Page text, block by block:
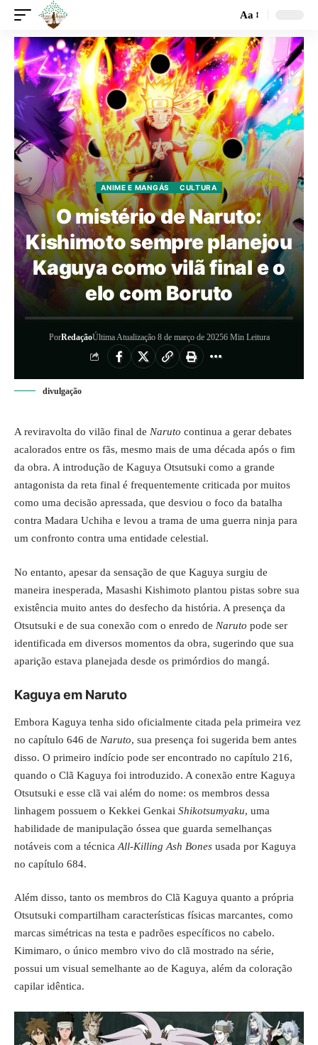
Aa
ANIME E MANGÁS CULTURA
O mistério de Naruto:
Kishimoto sempre planejou
Kaguya como vilã final e o
elo com Boruto
PorRedaçãoÚltima Atualização 8 de março de 20256 Min Leitura
divulgação
A reviravolta do vilão final de Naruto continua a gerar debates
acalorados entre os fãs, mesmo mais de uma década após o fim
da obra. A introdução de Kaguya Otsutsuki como a grande
antagonista da reta final é frequentemente criticada por muitos
como uma decisão apressada, que desviou o foco da batalha
contra Madara Uchiha e levou a trama de uma guerra ninja para
um confronto contra uma entidade celestial.
No entanto, apesar da sensação de que Kaguya surgiu de
maneira inesperada, Masashi Kishimoto plantou pistas sobre sua
existência muito antes do desfecho da história. A presença da
Otsutsuki e de sua conexão com o enredo de Naruto pode ser
identificada em diversos momentos da obra, sugerindo que sua
aparição estava planejada desde os primórdios do mangá.
Kaguya em Naruto
Embora Kaguya tenha sido oficialmente citada pela primeira vez
no capítulo 646 de Naruto, sua presença foi sugerida bem antes
disso. O primeiro indício pode ser encontrado no capítulo 216,
quando o Clã Kaguya foi introduzido. A conexão entre Kaguya
Otsutsuki e esse clã vai além do nome: os membros dessa
linhagem possuem o Kekkei Genkai Shikotsumyaku, uma
habilidade de manipulação óssea que guarda semelhanças
notáveis com a técnica All-Killing Ash Bones usada por Kaguya
no capítulo 684.
Além disso, tanto os membros do Clã Kaguya quanto a própria
Otsutsuki compartilham características físicas marcantes, como
marcas simétricas na testa e padrões específicos no cabelo.
Kimimaro, o único membro vivo do clã mostrado na série,
possui um visual semelhante ao de Kaguya, além da coloração
capilar idêntica.